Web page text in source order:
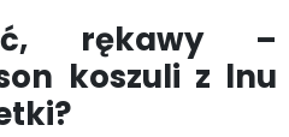
rękawy –
koszuli z lnu